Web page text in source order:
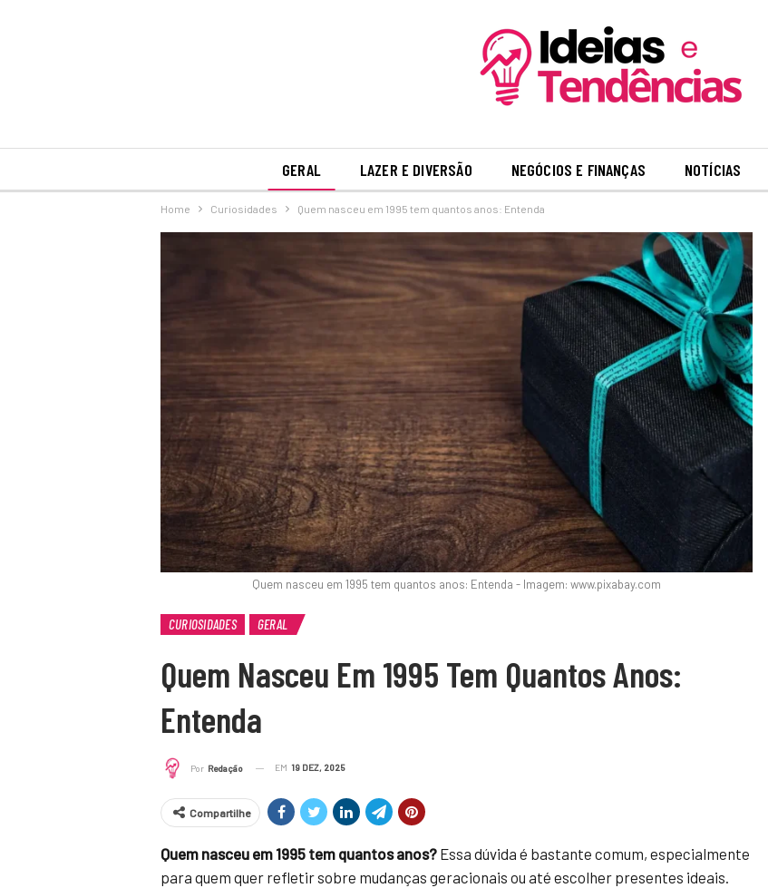
GERAL LAZER E DIVERSÃO NEGÓCIOS E FINANÇAS NOTÍCIAS
Home Curiosidades Quem nasceu em 1995 tem quantos anos: Entenda
Quem nasceu em 1995 tem quantos anos: Entenda - Imagem: www.pixabay.com
CURIOSIDADES GERAL
Quem Nasceu Em 1995 Tem Quantos Anos:
Entenda
Por Redação EM 19 DEZ, 2025
Compartilhe
Quem nasceu em 1995 tem quantos anos? Essa dúvida é bastante comum, especialmente
para quem quer refletir sobre mudanças geracionais ou até escolher presentes ideais.